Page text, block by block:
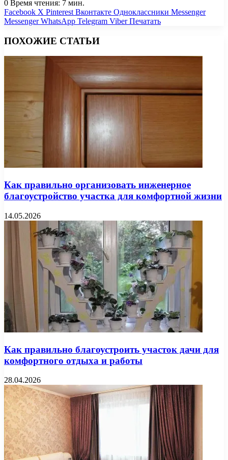
0 Время чтения: 7 мин.
Facebook X Pinterest Вконтакте Одноклассники Messenger
Messenger WhatsApp Telegram Viber Печатать
ПОХОЖИЕ СТАТЬИ
Как правильно организовать инженерное
благоустройство участка для комфортной жизни
14.05.2026
Как правильно благоустроить участок дачи для
комфортного отдыха и работы
28.04.2026